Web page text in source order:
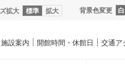
拡大 標準 拡大 背景色変更 白
施設案内 開館時間・休館日 交通ア